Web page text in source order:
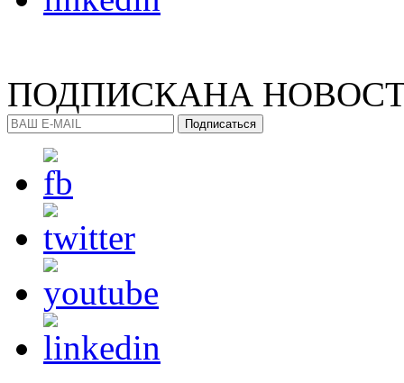
ПОДПИСКАНА
Подписаться